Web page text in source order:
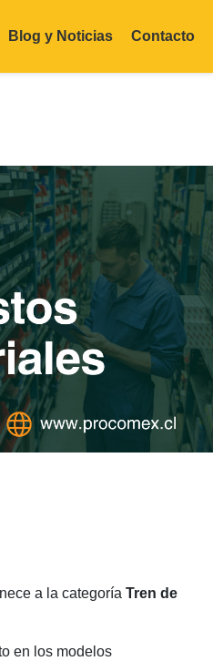
Blog y Noticias Contacto
a la categoría Tren de
en los modelos